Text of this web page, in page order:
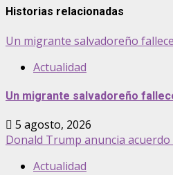
Historias relacionadas
Un migrante salvadoreño
Actualidad
Un migrante salvadoreño
5 agosto, 2026
Donald Trump anuncia
Actualidad